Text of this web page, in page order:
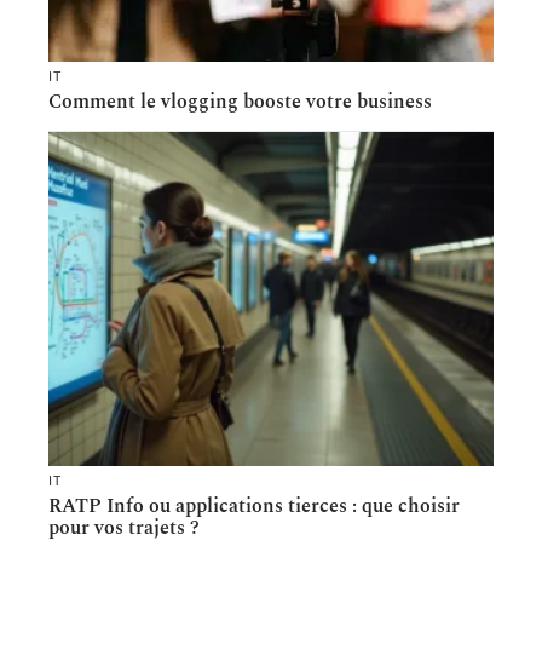
IT
Comment le vlogging booste votre business
IT
RATP Info ou applications tierces : que choisir
pour vos trajets ?